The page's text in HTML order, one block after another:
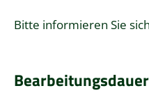
Bitte informieren Sie
Bearbeitungsdauer